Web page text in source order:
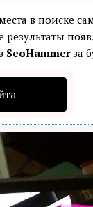
в поиске
SeoHammerза